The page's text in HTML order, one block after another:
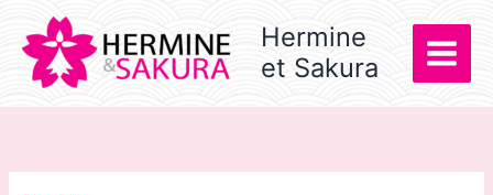
contenu
Hermine
et Sakura